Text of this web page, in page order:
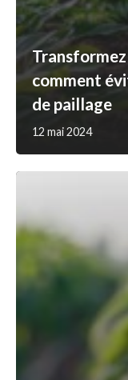
comment
de paillage
12 mai 2024